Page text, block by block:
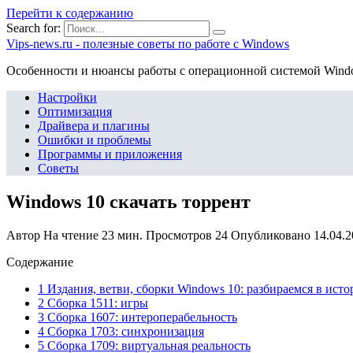
Перейти к содержанию
Search for:
Vips-news.ru - полезные советы по работе с Windows
Особенности и нюансы работы с операционной системой
Настройки
Оптимизация
Драйвера и плагины
Ошибки и проблемы
Программы и приложения
Советы
Windows 10 скачать торрент
Автор На чтение 23 мин. Просмотров 24 Опубликовано
Содержание
1 Издания, ветви, сборки Windows 10: разбираемся в
2 Сборка 1511: игры
3 Сборка 1607: интероперабельность
4 Сборка 1703: синхронизация
5 Сборка 1709: виртуальная реальность